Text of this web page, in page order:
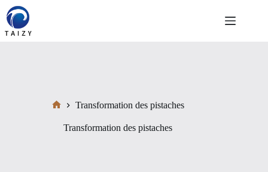
Passer
au
contenu
Transformation des pistaches
Transformation des pistaches